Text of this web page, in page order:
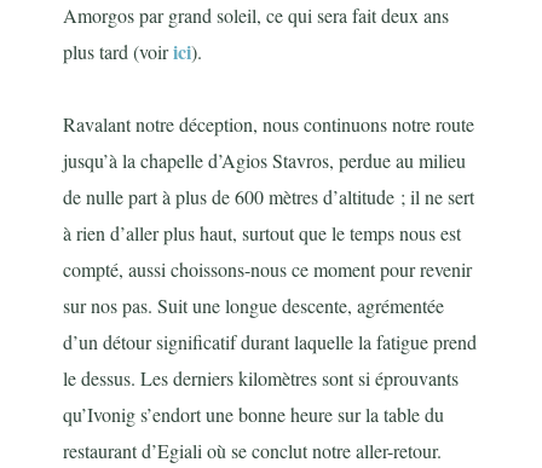
Amorgos par grand soleil, ce qui sera fait deux ans
plus tard (voirici).
Ravalant notre déception, nous continuons notre route
jusqu’à la chapelle d’Agios Stavros, perdue au milieu
de nulle part à plus de 600 mètres d’altitude ; il ne sert
à rien d’aller plus haut, surtout que le temps nous est
compté, aussi choissons-nous ce moment pour revenir
sur nos pas. Suit une longue descente, agrémentée
d’un détour significatif durant laquelle la fatigue prend
le dessus. Les derniers kilomètres sont si éprouvants
qu’Ivonig s’endort une bonne heure sur la table du
restaurant d’Egiali où se conclut notre aller-retour.